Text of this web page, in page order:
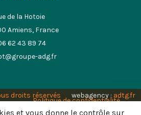
de la Hotoie
Amiens, France
62 43 89 74
adg.fr
droits réservés webagency : adtg.fr
Politique de confidentialité
et vous donne le contrôle sur